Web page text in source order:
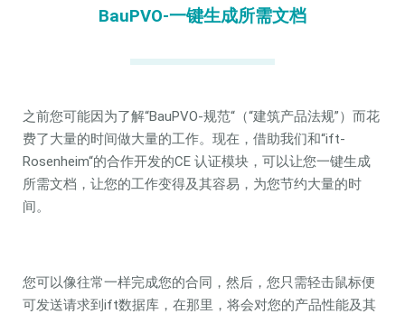
BauPVO-一键生成所需文档
之前您可能因为了解“BauPVO-规范“（“建筑产品法规”）而花
费了大量的时间做大量的工作。现在，借助我们和“ift-
Rosenheim“的合作开发的CE 认证模块，可以让您一键生成
所需文档，让您的工作变得及其容易，为您节约大量的时
间。
您可以像往常一样完成您的合同，然后，您只需轻击鼠标便
可发送请求到ift数据库，在那里，将会对您的产品性能及其